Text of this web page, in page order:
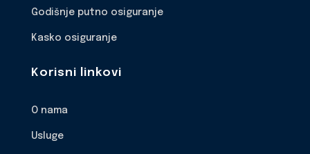
Godišnje putno osiguranje
Kasko osiguranje
Korisni linkovi
O nama
Usluge